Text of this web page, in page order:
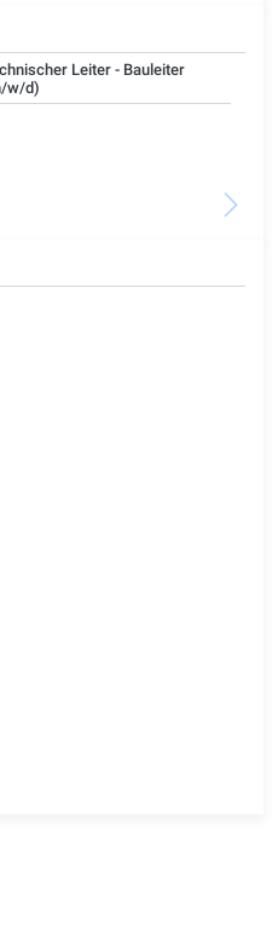
Leiter - Bauleiter
w/d)